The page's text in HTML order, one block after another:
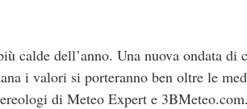
calde dell’anno. Una nuova ondata di
i valori si porteranno ben oltre le
di Meteo Expert e